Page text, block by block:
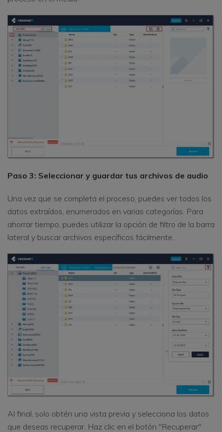
Paso 3: Seleccionar y guardar tus archivos de audio
Una vez que se completa el proceso, puedes ver todos los
datos extraídos, enumerados en varias categorías. Para
ahorrar tiempo, puedes utilizar la opción de filtro de la barra
lateral y buscar archivos específicos fácilmente.
Al final, solo obtén una vista previa y selecciona los datos
que deseas recuperar. Haz clic en el botón "Recuperar"